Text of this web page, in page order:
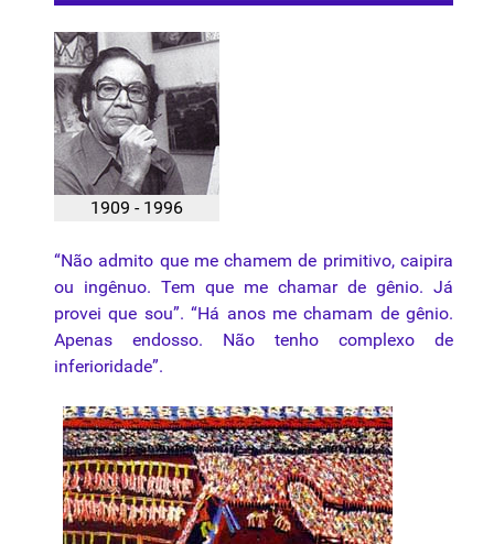
1909 - 1996
“Não admito que me chamem de primitivo, caipira
ou ingênuo. Tem que me chamar de gênio. Já
provei que sou”. “Há anos me chamam de gênio.
Apenas endosso. Não tenho complexo de
inferioridade”.